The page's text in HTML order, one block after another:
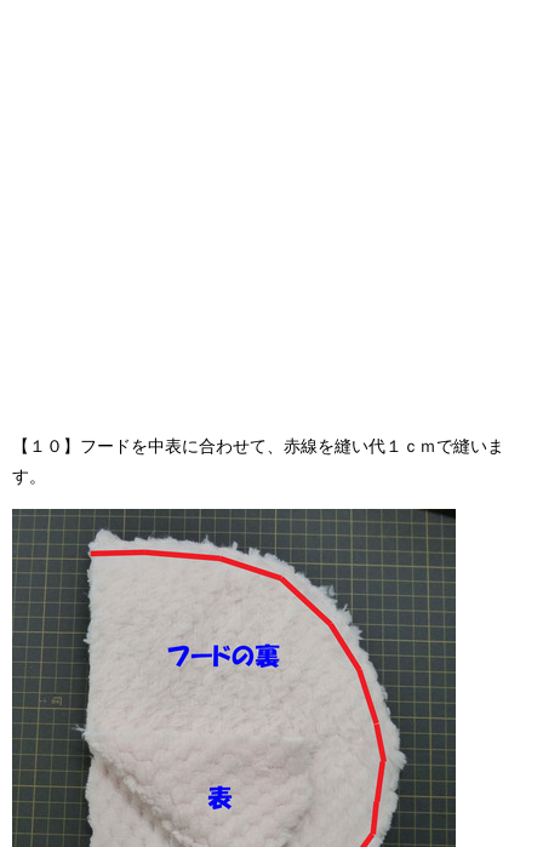
【１０】フードを中表に合わせて、赤線を縫い代１ｃｍで縫いま
す。